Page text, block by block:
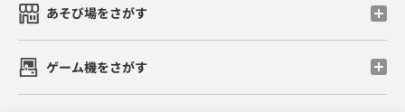
あそび場をさがす
ゲーム機をさがす